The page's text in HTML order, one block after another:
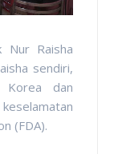
Nur Raisha
sendiri,
Korea dan
(FDA).